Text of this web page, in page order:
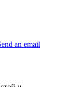
an email